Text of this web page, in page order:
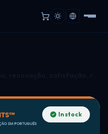
In stock